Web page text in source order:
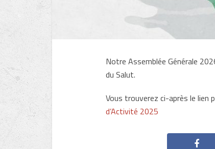
Notre Assemblée Générale
du Salut.
Vous trouverez ci-après le lien
d’Activité 2025